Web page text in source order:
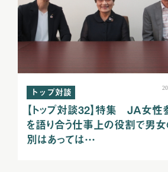
トップ対談
【トップ対談32】特集 ＪＡ女性
を語り合う仕事上の役割で男
別はあっては…